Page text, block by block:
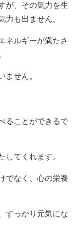
が、その気力を生
力も出ません。
ネルギーが満たさ
ません。
ることができるで
してくれます。
でなく、心の栄養
すっかり元気にな